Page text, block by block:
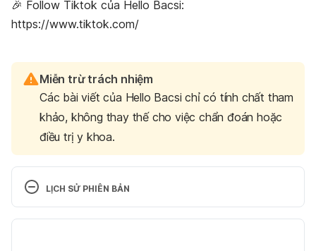
🎉 Follow Tiktok của Hello Bacsi:
https://www.tiktok.com/
Miễn trừ trách nhiệm
Các bài viết của Hello Bacsi chỉ có tính chất tham
khảo, không thay thế cho việc chẩn đoán hoặc
điều trị y khoa.
LỊCH SỬ PHIÊN BẢN